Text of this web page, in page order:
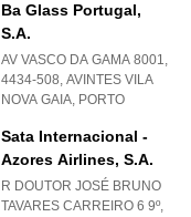
Ba Glass Portugal,
S.a.
AV VASCO DA GAMA 8001,
4434-508, AVINTES VILA
NOVA GAIA, PORTO
Sata Internacional -
Azores Airlines, S.a.
R DOUTOR JOSÉ BRUNO
TAVARES CARREIRO 6 9º,